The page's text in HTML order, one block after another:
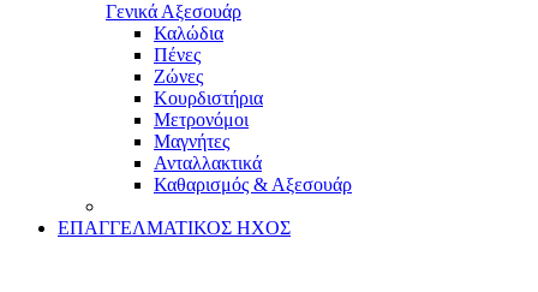
Γενικά Αξεσουάρ
Καλώδια
Πένες
Ζώνες
Κουρδιστήρια
Μετρονόμοι
Μαγνήτες
Ανταλλακτικά
Καθαρισμός & Αξεσουάρ
ΕΠΑΓΓΕΛΜΑΤΙΚΟΣ ΗΧΟΣ